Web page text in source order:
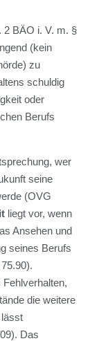
BÄO i. V. m. §
(kein
zu
schuldig
oder
Berufs
wer
seine
(OVG
liegt vor, wenn
Ansehen und
seines Berufs
die weitere
Das